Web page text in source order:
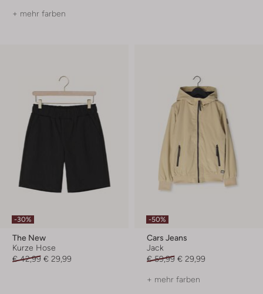
+ mehr farben
-30%
The New
Kurze Hose
€ 42,99 € 29,99
-50%
Cars Jeans
Jack
€ 59,99 € 29,99
+ mehr farben